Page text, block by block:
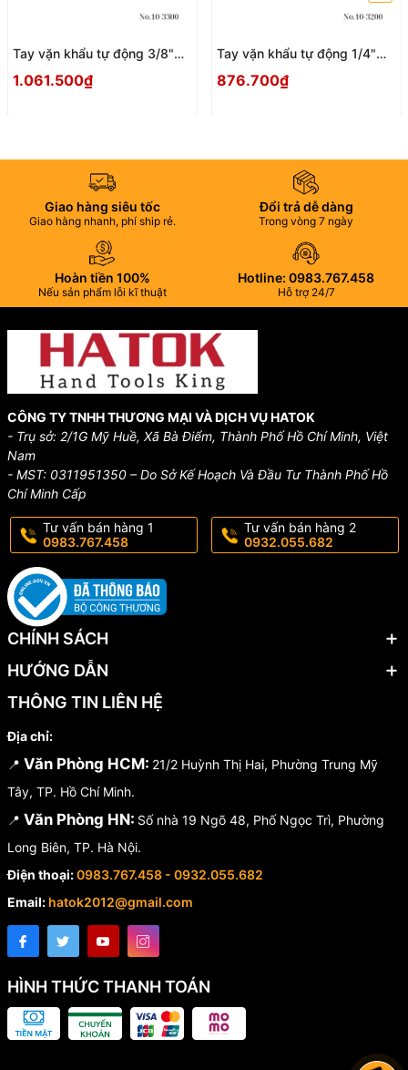
Tay vặn khẩu tự động 3/8"
1.061.500₫
Tay vặn khẩu tự động 1/4"
876.700₫
Giao hàng siêu tốc
Giao hàng nhanh, phí ship rẻ.
Đổi trả dễ dàng
Trong vòng 7 ngày
Hoàn tiền 100%
Nếu sản phẩm lỗi kĩ thuật
Hotline: 0983.767.458
Hỗ trợ 24/7
CÔNG TY TNHH THƯƠNG MẠI VÀ DỊCH VỤ HATOK
- Trụ sở: 2/1G Mỹ Huề, Xã Bà Điểm, Thành Phố Hồ Chí Minh, Việt
Nam
- MST: 0311951350 – Do Sở Kế Hoạch Và Đầu Tư Thành Phố Hồ
Chí Minh Cấp
Tư vấn bán hàng 1
0983.767.458
Tư vấn bán hàng 2
0932.055.682
CHÍNH SÁCH
HƯỚNG DẪN
THÔNG TIN LIÊN HỆ
Địa chỉ:
📍 Văn Phòng HCM: 21/2 Huỳnh Thị Hai, Phường Trung Mỹ
Tây, TP. Hồ Chí Minh.
📍 Văn Phòng HN: Số nhà 19 Ngõ 48, Phố Ngọc Trì, Phường
Long Biên, TP. Hà Nội.
Điện thoại:0983.767.458 - 0932.055.682
Email: hatok2012@gmail.com
HÌNH THỨC THANH TOÁN